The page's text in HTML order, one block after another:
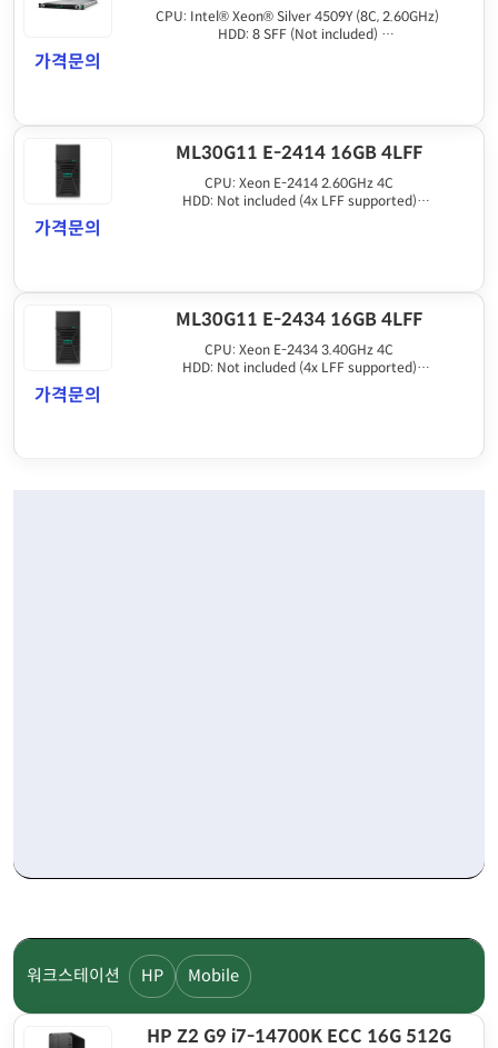
CPU: Intel® Xeon® Silver 4509Y (8C, 2.60GHz)
HDD: 8 SFF (Not included)
가격문의
ML30G11 E-2414 16GB 4LFF
CPU: Xeon E-2414 2.60GHz 4C
HDD: Not included (4x LFF supported)
가격문의
ML30G11 E-2434 16GB 4LFF
CPU: Xeon E-2434 3.40GHz 4C
HDD: Not included (4x LFF supported)
가격문의
워크스테이션 HP Mobile
HP Z2 G9 i7-14700K ECC 16G 512G